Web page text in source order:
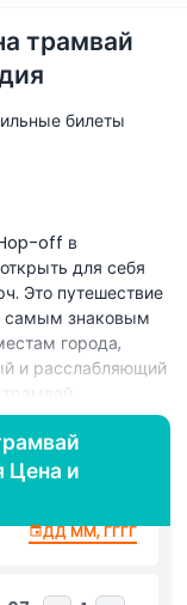
трамвай
билеты
off в
для себя
Это путешествие
самым знаковым
города,
и расслабляющий
столько раз,
город в своем
Рыночный
Кентербери. Это
Сам
Цена и
ДД ММ, ГГГГ